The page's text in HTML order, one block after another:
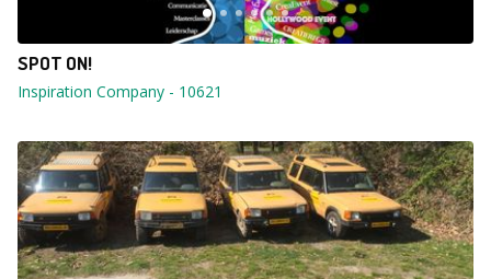
SPOT ON!
Inspiration Company - 10621